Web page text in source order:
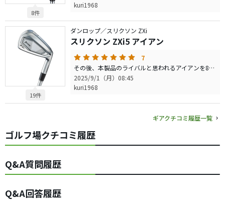
8件
kuri1968
19件
ダンロップ／スリクソン ZXi
スリクソン ZXi5 アイアン
7
その後、本製品のライバルと思われるアイアンを8機種程使ってみましたが、Zxi5が一番だと実感しました。 飛距離、弾道高さ、打感、寛容性が高い次元でバランスされています。 本製品を手にしても、もっと自分に合ったアイアンがあるかもしれないと思って色々と試してみましたが、これで間違いないと確信しました。
2025/9/1（月）08:45
kuri1968
ギアクチコミ履歴一覧
ゴルフ場クチコミ履歴
Q&A質問履歴
Q&A回答履歴